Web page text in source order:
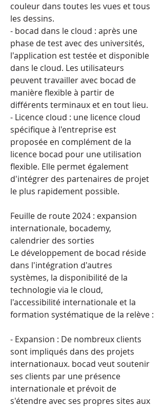
couleur dans toutes les vues et tous
les dessins.
- bocad dans le cloud : après une
phase de test avec des universités,
l'application est testée et disponible
dans le cloud. Les utilisateurs
peuvent travailler avec bocad de
manière flexible à partir de
différents terminaux et en tout lieu.
- Licence cloud : une licence cloud
spécifique à l'entreprise est
proposée en complément de la
licence bocad pour une utilisation
flexible. Elle permet également
d'intégrer des partenaires de projet
le plus rapidement possible.
Feuille de route 2024 : expansion
internationale, bocademy,
calendrier des sorties
Le développement de bocad réside
dans l'intégration d'autres
systèmes, la disponibilité de la
technologie via le cloud,
l'accessibilité internationale et la
formation systématique de la relève :
- Expansion : De nombreux clients
sont impliqués dans des projets
internationaux. bocad veut soutenir
ses clients par une présence
internationale et prévoit de
s'étendre avec ses propres sites aux